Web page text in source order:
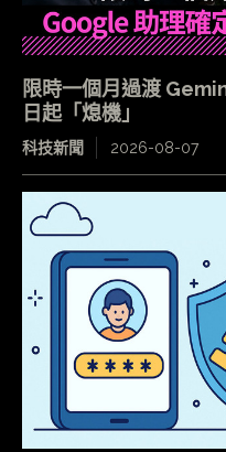
限時一個月過渡
日起「熄機」
科技新聞 2026-08-07